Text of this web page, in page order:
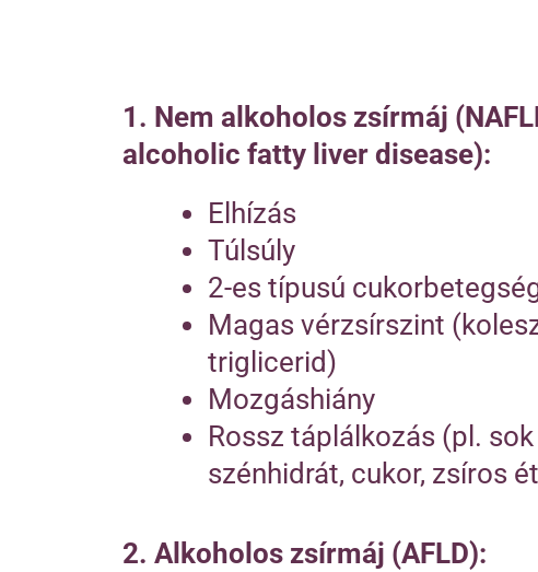
1. Nem alkoholos zsírmáj
alcoholic fatty liver disease):
Elhízás
Túlsúly
2-es típusú
Magas vérzsírszint
triglicerid)
Mozgáshiány
Rossz táplálkozás (pl.
szénhidrát, cukor, zsíros
2. Alkoholos zsírmáj (AFLD):